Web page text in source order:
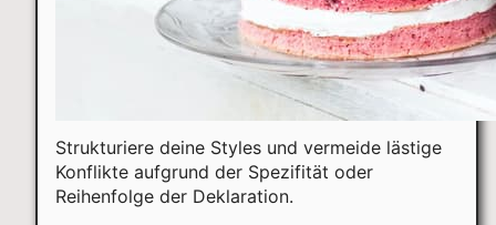
Strukturiere deine Styles und vermeide lästige
Konflikte aufgrund der Spezifität oder
Reihenfolge der Deklaration.